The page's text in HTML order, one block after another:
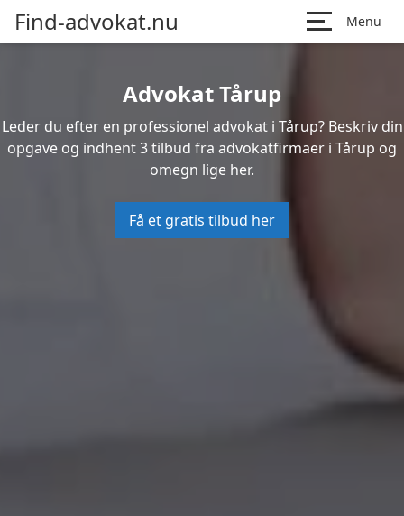
Find-advokat.nu Menu
Advokat Tårup
Leder du efter en professionel advokat i Tårup? Beskriv din
opgave og indhent 3 tilbud fra advokatfirmaer i Tårup og
omegn lige her.
Få et gratis tilbud her